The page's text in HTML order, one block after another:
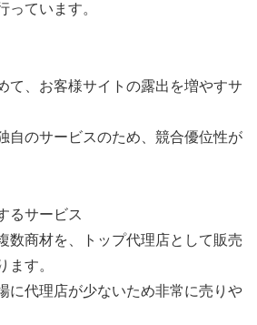
っています。
て、お客様サイトの露出を増やすサ
自のサービスのため、競合優位性が
るサービス
数商材を、トップ代理店として販売
ます。
に代理店が少ないため非常に売りや